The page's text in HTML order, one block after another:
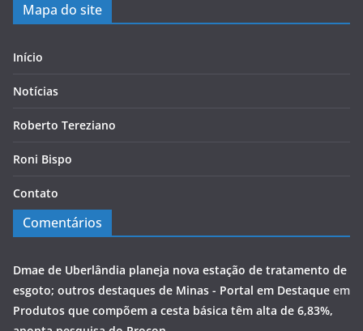
Mapa do site
Início
Notícias
Roberto Tereziano
Roni Bispo
Contato
Comentários
Dmae de Uberlândia planeja nova estação de tratamento de
esgoto; outros destaques de Minas - Portal em Destaque em
Produtos que compõem a cesta básica têm alta de 6,83%,